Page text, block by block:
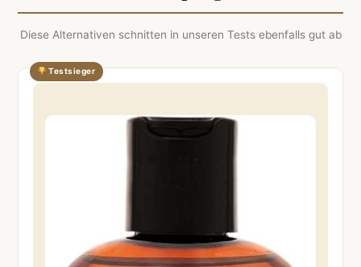
Diese Alternativen schnitten in unseren Tests ebenfalls gut ab
Testsieger